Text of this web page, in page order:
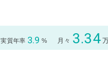
実質年率 3.9 % 月々 3.34